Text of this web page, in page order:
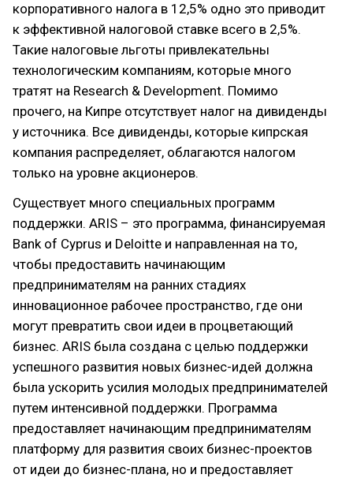
корпоративного налога в 12,5% одно это приводит
к эффективной налоговой ставке всего в 2,5%.
Такие налоговые льготы привлекательны
технологическим компаниям, которые много
тратят на Research & Development. Помимо
прочего, на Кипре отсутствует налог на дивиденды
у источника. Все дивиденды, которые кипрская
компания распределяет, облагаются налогом
только на уровне акционеров.
Существует много специальных программ
поддержки. ARIS – это программа, финансируемая
Bank of Cyprus и Deloitte и направленная на то,
чтобы предоставить начинающим
предпринимателям на ранних стадиях
инновационное рабочее пространство, где они
могут превратить свои идеи в процветающий
бизнес. ARIS была создана с целью поддержки
успешного развития новых бизнес-идей должна
была ускорить усилия молодых предпринимателей
путем интенсивной поддержки. Программа
предоставляет начинающим предпринимателям
платформу для развития своих бизнес-проектов
от идеи до бизнес-плана, но и предоставляет